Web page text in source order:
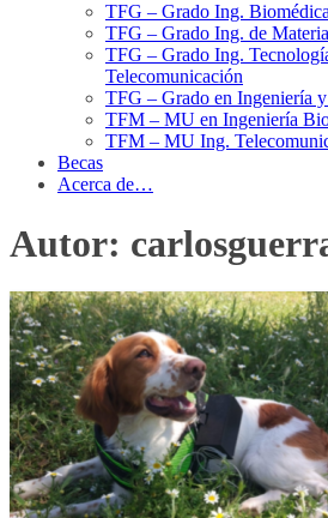
TFG – Grado Ing.
TFG – Grado Ing. de
TFG – Grado Ing.
Telecomunicación
TFG – Grado en Ingeniería
TFM – MU en Ingeniería
TFM – MU Ing.
Becas
Acerca de…
Autor: